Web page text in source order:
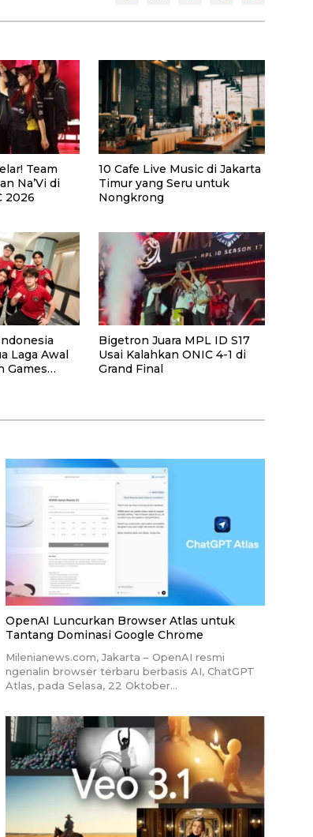
Team
Na’Vi di
2026
10 Cafe Live Music di Jakarta
Timur yang Seru untuk
Nongkrong
Laga Awal
Games
Bigetron Juara MPL ID S17
Usai Kalahkan ONIC 4-1 di
Grand Final
OpenAI Luncurkan Browser Atlas untuk
Tantang Dominasi Google Chrome
Milenianews.com, Jakarta – OpenAI resmi
ngenalin browser terbaru berbasis AI, ChatGPT
Atlas, pada Selasa, 22 Oktober…